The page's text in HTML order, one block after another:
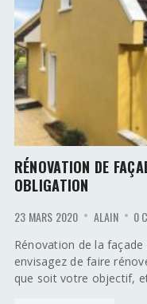
RÉNOVATION DE
OBLIGATION
23 MARS 2020 ALAIN 0
Rénovation de la
envisagez de faire
que soit votre objectif,